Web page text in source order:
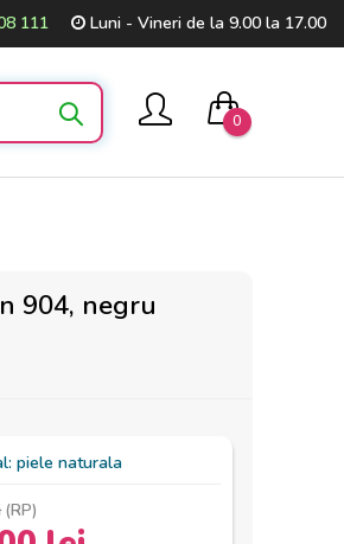
111 Luni - Vineri de la 9.00 la 17.00
0
904, negru
piele naturala
(RP)